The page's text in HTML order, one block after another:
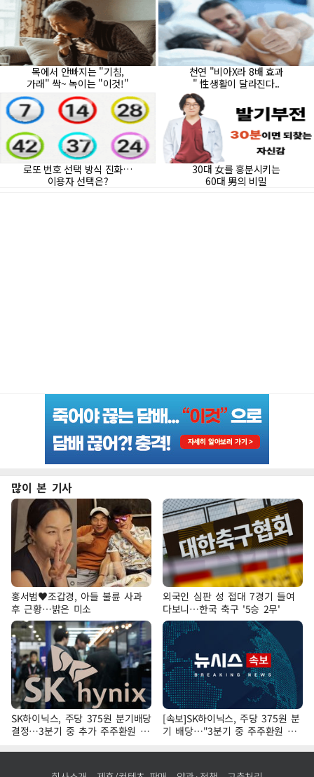
많이 본 기사
홍서범♥조갑경, 아들 불륜 사과
후 근황…밝은 미소
외국인 심판 성 접대 7경기 들여
다보니…한국 축구 '5승 2무'
SK하이닉스, 주당 375원 분기배당
결정…3분기 중 추가 주주환원 발
표
[속보]SK하이닉스, 주당 375원 분
기 배당…"3분기 중 주주환원 방
안 확정"